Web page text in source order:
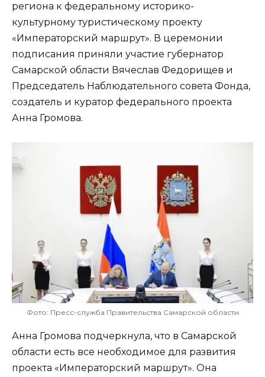
региона к федеральному историко-
культурному туристическому проекту
«Императорский маршрут». В церемонии
подписания приняли участие губернатор
Самарской области Вячеслав Федорищев и
Председатель Наблюдательного совета Фонда,
создатель и куратор федерального проекта
Анна Громова.
Фото: Пресс-служба Правительства Самарской области
Анна Громова подчеркнула, что в Самарской
области есть все необходимое для развития
проекта «Императорский маршрут». Она